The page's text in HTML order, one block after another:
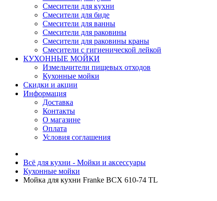
Смесители для кухни
Смесители для биде
Смесители для ванны
Смесители для раковины
Смесители для раковины краны
Смесители с гигиенической лейкой
КУХОННЫЕ МОЙКИ
Измельчители пищевых отходов
Кухонные мойки
Скидки и акции
Информация
Доставка
Контакты
О магазине
Оплата
Условия соглашения
Всё для кухни - Мойки и аксессуары
Кухонные мойки
Мойка для кухни Franke BCX 610-74 TL